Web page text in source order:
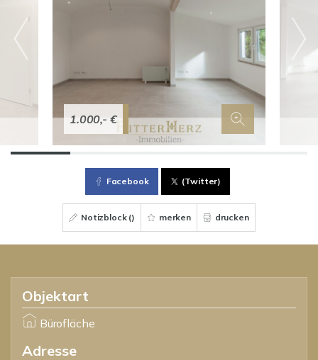
1.000,- €
Facebook (Twitter)
Notizblock () merken drucken
Objektart
Bürofläche
Adresse